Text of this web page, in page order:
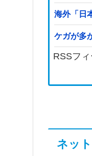
海外「日
ケガが多
RSSフ
ネッ